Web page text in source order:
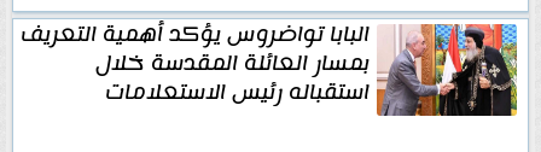
البابا تواضروس يؤكد أهمية التعريف
بمسار العائلة المقدسة خلال
استقباله رئيس الاستعلامات